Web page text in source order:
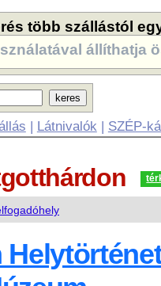
több szállástól
állíthatja
| Látnivalók | SZÉP-